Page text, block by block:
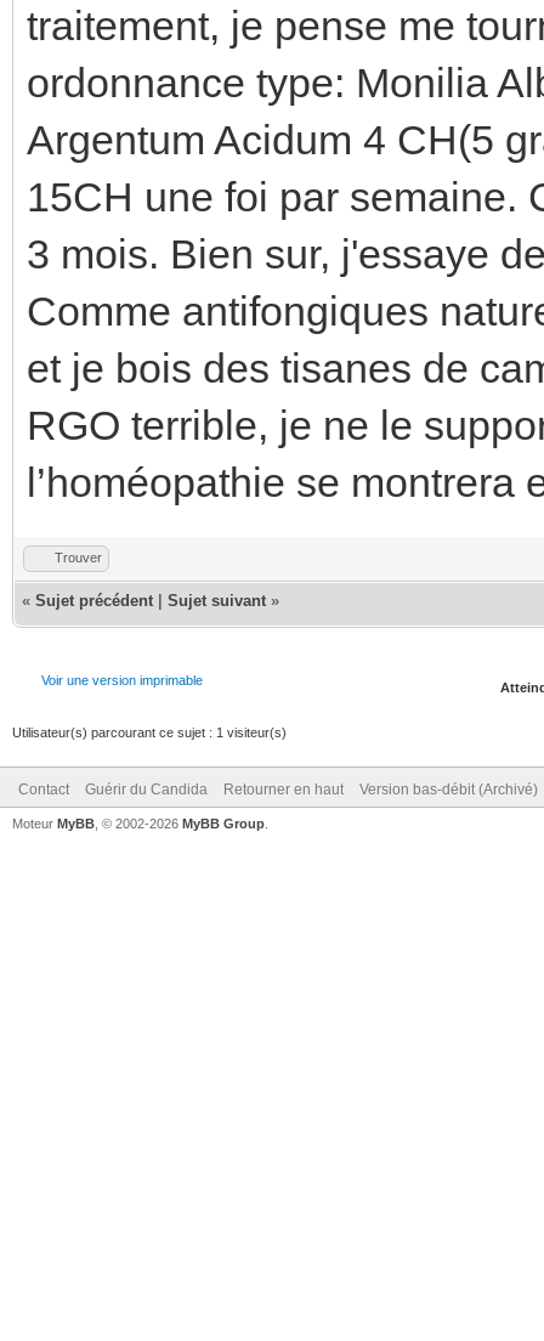
traitement, je pense me
ordonnance type: Monilia
Argentum Acidum 4 CH(5
15CH une foi par semaine.
3 mois. Bien sur, j'essaye
Comme antifongiques
et je bois des tisanes de
RGO terrible, je ne le
l’homéopathie se montrera
Trouver
« Sujet précédent Sujet suivant »
Voir une version imprimable
Utilisateur(s) parcourant ce sujet : 1 visiteur(s)
Contact Guérir du Candida Retourner en haut Version bas-débit (Archivé)
Moteur MyBB , © 2002-2026 MyBB Group